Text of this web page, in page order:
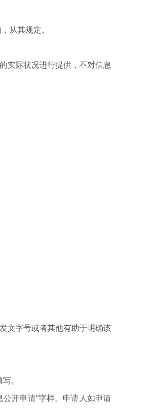
从其规定。
实际状况进行提供，不对信息
文字号或者其他有助于明确该
。
开申请”字样。申请人如申请